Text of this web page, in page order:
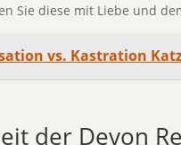
Sie diese mit Liebe und
vs. Kastration
der Devon